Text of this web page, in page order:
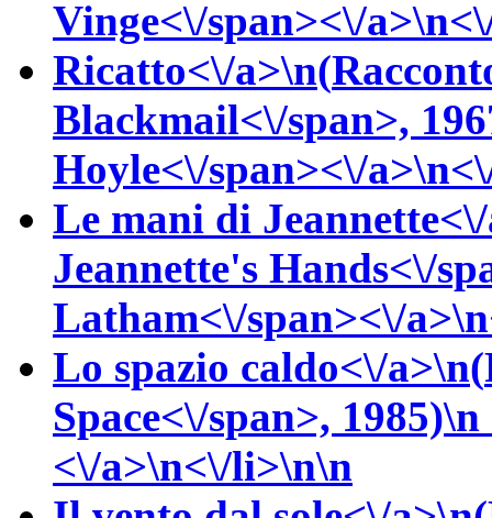
Vinge<\/span><\/
Ricatto<\/a>\n(
Blackmail<\/span>,
Hoyle<\/span><\/
Le mani di
Jeannette's Hands<\/
Latham<\/span><\/
Lo spazio caldo<\/a>\n(
Space<\/span>, 1985)\n
<\/a>\n<\/li>\n\n